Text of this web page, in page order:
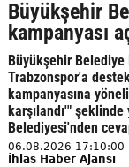
Büyükşehir
kampanyası
Büyükşehir Belediye
Trabzonspor'a
kampanyasına
karşılandı'"
Belediyesi'nden
06.08.2026 17:10:00
İhlas Haber Ajansı